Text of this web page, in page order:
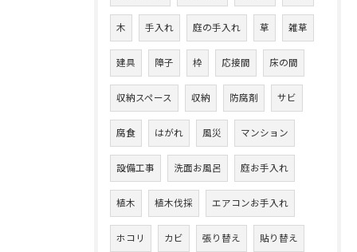
木 手入れ 庭の手入れ 草 雑草
建具 障子 枠 応接間 床の間
収納スペース 収納 防腐剤 サビ
腐食 はがれ 風災 マンション
設備工事 洗面お風呂 庭お手入れ
植木 植木伐採 エアコンお手入れ
ホコリ カビ 張り替え 貼り替え